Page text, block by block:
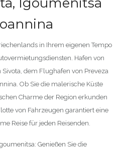
in Ihrem eigenen Tempo
Hafen von
dem Flughafen von Preveza
Ob Sie die malerische Küste
Charme der Region erkunden
von Fahrzeugen garantiert eine
Reise für jeden Reisenden.
Genießen Sie die